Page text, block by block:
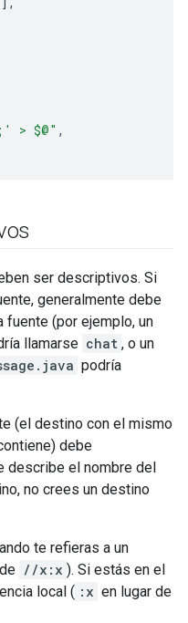
> $@" ,
ser descriptivos. Si
generalmente debe
fuente (por ejemplo, un
llamarse chat , o un
podría
(el destino con el mismo
debe
describe el nombre del
no crees un destino
te refieras a un
//x:x ). Si estás en el
local ( :x en lugar de